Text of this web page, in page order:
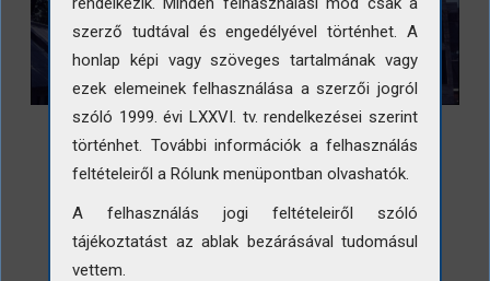
LETÖLTÉS
szerző tudtával és engedélyével történhet. A
honlap képi vagy szöveges tartalmának vagy
ezek elemeinek felhasználása a szerzői jogról
szóló 1999. évi LXXVI. tv. rendelkezései szerint
történhet. További információk a felhasználás
feltételeiről a Rólunk menüpontban olvashatók.
A felhasználás jogi feltételeiről szóló
tájékoztatást az ablak bezárásával tudomásul
vettem.